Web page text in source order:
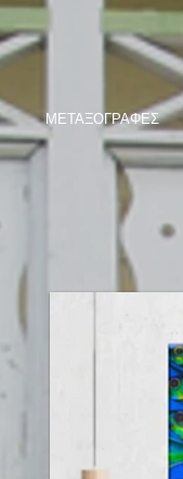
ΜΕΤΑΞΟΓΡΑΦΕΣ